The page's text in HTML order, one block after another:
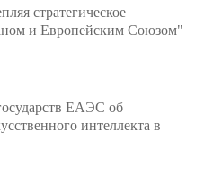
стратегическое
и Европейским Союзом"
ЕАЭС об
интеллекта в